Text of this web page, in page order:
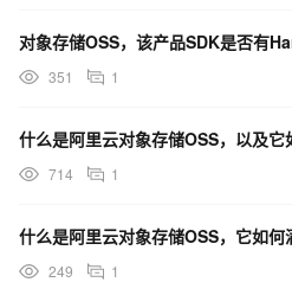
对象存储OSS，该产品SDK是否有
351 1
714 1
249 1